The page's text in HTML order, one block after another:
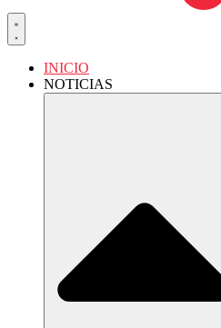
INICIO
NOTICIAS